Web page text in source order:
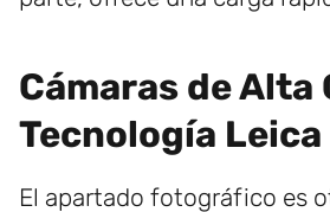
Cámaras de Alta
Tecnología Leica
El apartado fotográfico es